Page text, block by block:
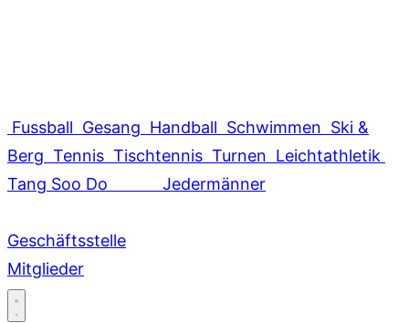
Fussball Gesang Handball Schwimmen Ski &
Berg Tennis Tischtennis Turnen Leichtathletik
Tang Soo Do
Jedermänner
Geschäftsstelle
Mitglieder